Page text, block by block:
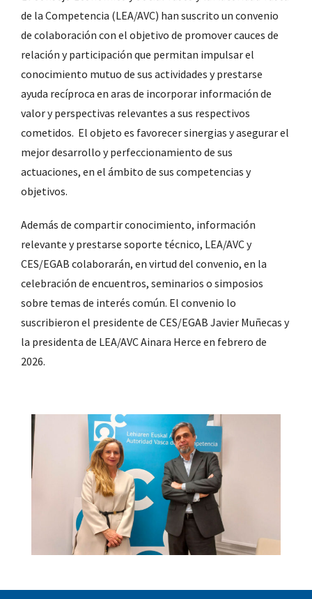
de la Competencia (LEA/AVC) han suscrito un convenio
de colaboración con el objetivo de promover cauces de
relación y participación que permitan impulsar el
conocimiento mutuo de sus actividades y prestarse
ayuda recíproca en aras de incorporar información de
valor y perspectivas relevantes a sus respectivos
cometidos. El objeto es favorecer sinergias y asegurar el
mejor desarrollo y perfeccionamiento de sus
actuaciones, en el ámbito de sus competencias y
objetivos.
Además de compartir conocimiento, información
relevante y prestarse soporte técnico, LEA/AVC y
CES/EGAB colaborarán, en virtud del convenio, en la
celebración de encuentros, seminarios o simposios
sobre temas de interés común. El convenio lo
suscribieron el presidente de CES/EGAB Javier Muñecas y
la presidenta de LEA/AVC Ainara Herce en febrero de
2026.